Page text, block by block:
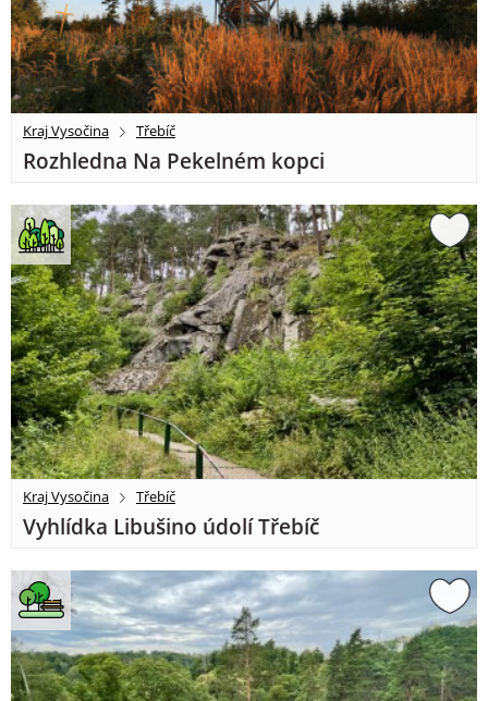
Kraj Vysočina Třebíč
Rozhledna Na Pekelném kopci
Kraj Vysočina Třebíč
Vyhlídka Libušino údolí Třebíč